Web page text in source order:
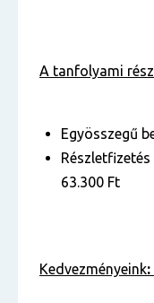
A tanfolyami
Egyösszegű
Részletfizetés
63.300 Ft
Kedvezményeink: